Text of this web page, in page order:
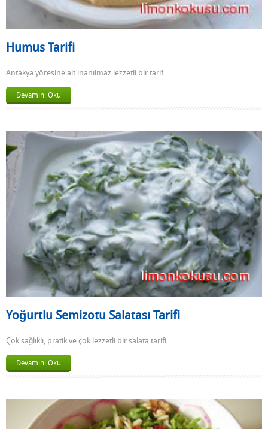
Humus Tarifi
Antakya yöresine ait inanılmaz lezzetli bir tarif.
Devamını Oku
Yoğurtlu Semizotu Salatası Tarifi
Çok sağlıklı, pratik ve çok lezzetli bir salata tarifi.
Devamını Oku